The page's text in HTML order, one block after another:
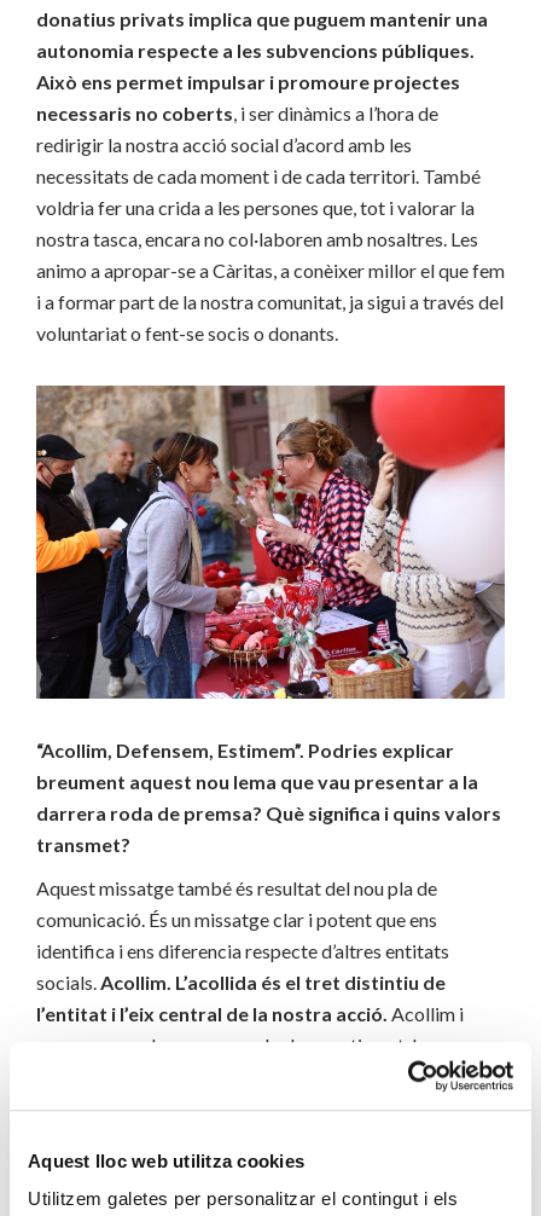
Aquest lloc web utilitza cookies
Utilitzem galetes per personalitzar el contingut i els
donatius privats implica que puguem mantenir una
autonomia respecte a les subvencions públiques.
Això ens permet impulsar i promoure projectes
necessaris no coberts, i ser dinàmics a l’hora de
redirigir la nostra acció social d’acord amb les
necessitats de cada moment i de cada territori. També
voldria fer una crida a les persones que, tot i valorar la
nostra tasca, encara no col·laboren amb nosaltres. Les
animo a apropar-se a Càritas, a conèixer millor el que fem
i a formar part de la nostra comunitat, ja sigui a través del
voluntariat o fent-se socis o donants.
“Acollim, Defensem, Estimem”. Podries explicar
breument aquest nou lema que vau presentar a la
darrera roda de premsa? Què significa i quins valors
transmet?
Aquest missatge també és resultat del nou pla de
comunicació. És un missatge clar i potent que ens
identifica i ens diferencia respecte d’altres entitats
socials. Acollim. L’acollida és el tret distintiu de
l’entitat i l’eix central de la nostra acció. Acollim i
acompanyem la persona amb el seu patiment, les seves
Defensem. Volem que
les persones puguin viure amb dignitat i autonomia, i
els puguin defensar i exercir.L’Estimem és el que ens
identifica a Càritas com a entitat d’Església.